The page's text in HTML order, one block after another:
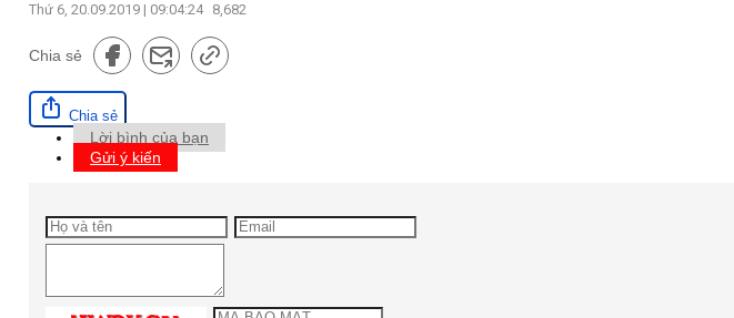
Thứ 6, 20.09.2019 | 09:04:24 8,682
Chia sẻ
Chia sẻ
Lời bình của bạn
Gửi ý kiến